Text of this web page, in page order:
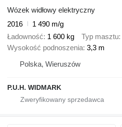
Wózek widłowy elektryczny
2016
1 490 m/g
Ładowność 1 600 kg Typ masztu
Wysokość podnoszenia 3,3 m
Polska, Wieruszów
P.U.H. WIDMARK